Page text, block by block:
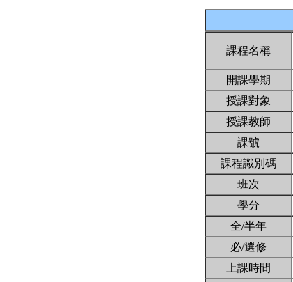
課程名稱
開課學期
授課對象
授課教師
課號
課程識別碼
班次
學分
全/半年
必/選修
上課時間